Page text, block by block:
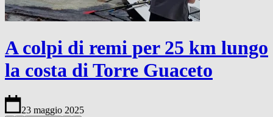
A colpi di remi per 25 km lungo
la costa di Torre Guaceto
23 maggio 2025